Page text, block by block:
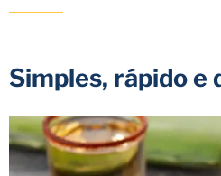
Simples, rápido e